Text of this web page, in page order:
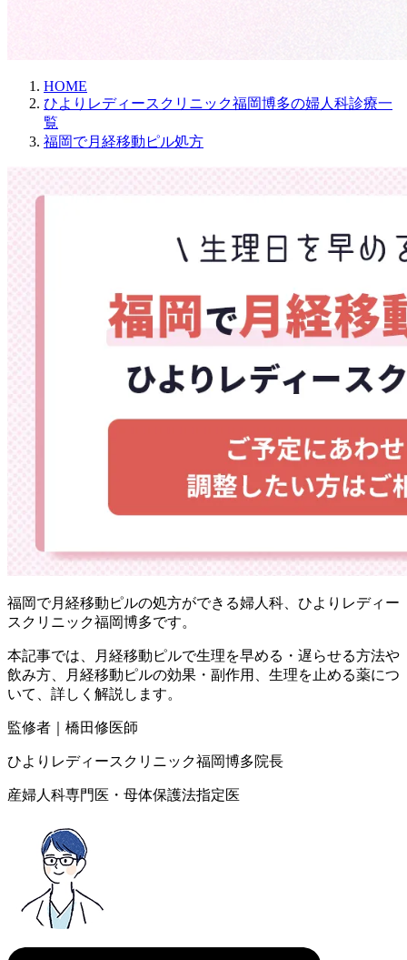
HOME
ひよりレディースクリニック福岡博多の婦人科診療一
覧
福岡で月経移動ピル処方
福岡で月経移動ピルの処方ができる婦人科、ひよりレディー
スクリニック福岡博多です。
本記事では、月経移動ピルで生理を早める・遅らせる方法や
飲み方、月経移動ピルの効果・副作用、生理を止める薬につ
いて、詳しく解説します。
監修者｜橋田修医師
ひよりレディースクリニック福岡博多院長
産婦人科専門医・母体保護法指定医